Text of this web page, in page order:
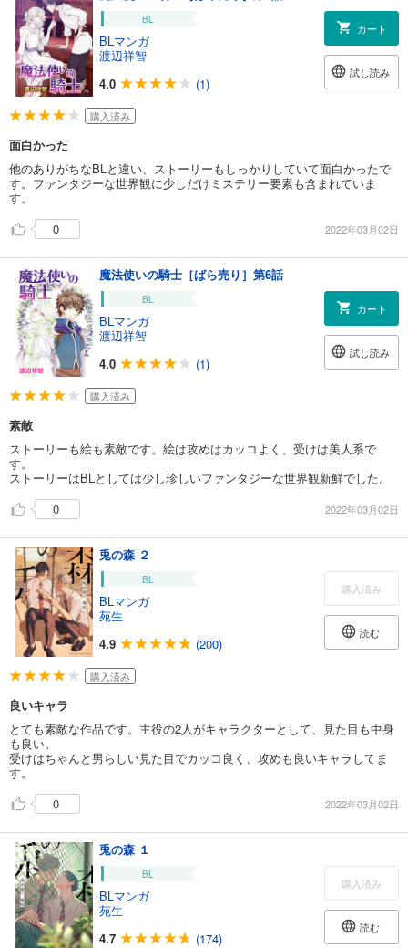
BL
BLマンガ
渡辺祥智
4.0
(1)
カート
試し読み
購入済み
面白かった
他のありがちなBLと違い、ストーリーもしっかりしていて面白かったで
す。ファンタジーな世界観に少しだけミステリー要素も含まれていま
す。
0
2022年03月02日
魔法使いの騎士［ばら売り］第6話
BL
BLマンガ
渡辺祥智
4.0
(1)
カート
試し読み
購入済み
素敵
ストーリーも絵も素敵です。絵は攻めはカッコよく、受けは美人系で
す。
ストーリーはBLとしては少し珍しいファンタジーな世界観新鮮でした。
0
2022年03月02日
兎の森 ２
BL
BLマンガ
苑生
4.9
(200)
購入済み
読む
購入済み
良いキャラ
とても素敵な作品です。主役の2人がキャラクターとして、見た目も中身
も良い。
受けはちゃんと男らしい見た目でカッコ良く、攻めも良いキャラしてま
す。
0
2022年03月02日
兎の森 １
BL
BLマンガ
苑生
4.7
(174)
購入済み
読む